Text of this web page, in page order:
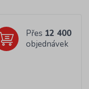
Přes 12 400
objednávek